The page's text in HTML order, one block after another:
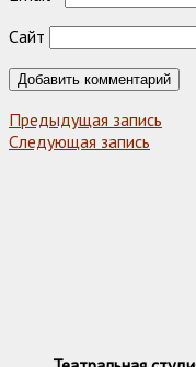
Сайт
Предыдущая запись
Следующая запись